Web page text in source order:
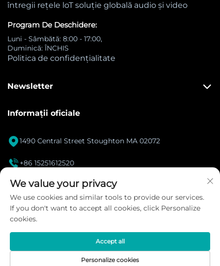
întregii rețele loT soluție globală audio și video
Program De Deschidere:
Luni - Sâmbătă: 8:00 - 17:00,
Duminică: ÎNCHIS
Politica de confidențialitate
Newsletter
Informații oficiale
1490 Central Street Stoughton MA 02072
 +86 15251612520
[email protected]
Instagram
Copyright © 2026 Centrul Global de Producție
We value your privacy
We use cookies and similar tools to provide our services.
If you don't want to accept all cookies, click Personalize
cookies.
Personalize cookies
Accept all